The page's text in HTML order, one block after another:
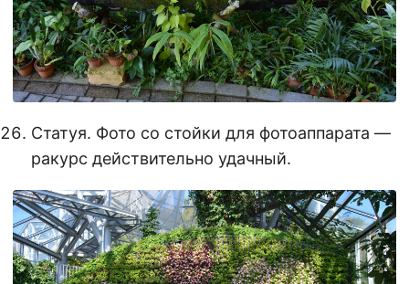
Статуя. Фото со стойки для фотоаппарата —
ракурс действительно удачный.